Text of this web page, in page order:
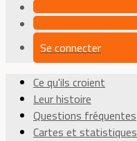
Se connecter
Ce qu'ils croient
Leur histoire
Questions fréquentes
Cartes et statistiques